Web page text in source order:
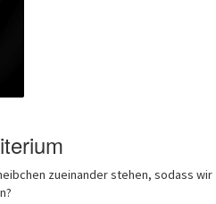
zueinander stehen, sodass wir